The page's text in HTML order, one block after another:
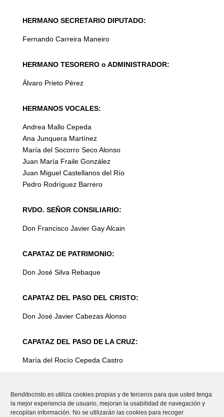
Benditocristo.es utiliza cookies propias y de terceros para que usted tenga
la mejor experiencia de usuario, mejoran la usabilidad de navegación y
recopilan información. No se utilizarán las cookies para recoger
HERMANO SECRETARIO DIPUTADO:
Fernando Carreira Maneiro
HERMANO TESORERO o ADMINISTRADOR:
Álvaro Prieto Pérez
HERMANOS VOCALES:
Andrea Mallo Cepeda
Ana Junquera Martínez
María del Socorro Seco Alonso
Juan María Fraile González
Juan Miguel Castellanos del Río
Pedro Rodríguez Barrero
RVDO. SEÑOR CONSILIARIO:
Don Francisco Javier Gay Alcain
CAPATAZ DE PATRIMONIO:
Don José Silva Rebaque
CAPATAZ DEL PASO DEL CRISTO:
Don José Javier Cabezas Alonso
CAPATAZ DEL PASO DE LA CRUZ:
María del Rocío Cepeda Castro
Julián Martínez Quintana